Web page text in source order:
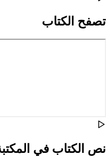
تصفح الكتاب
نص الكتاب في